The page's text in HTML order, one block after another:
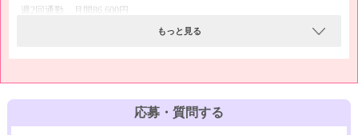
週2回通勤…月間86,600円
週5回以上…月間285,300円
高収入にご期待いただけます！！
もっと見る
応募・質問する